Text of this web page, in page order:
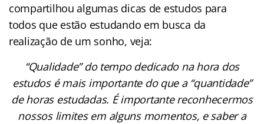
compartilhou algumas dicas de estudos para
todos que estão estudando em busca da
realização de um sonho, veja:
“Qualidade” do tempo dedicado na hora dos
estudos é mais importante do que a “quantidade”
de horas estudadas. É importante reconhecermos
nossos limites em alguns momentos, e saber a